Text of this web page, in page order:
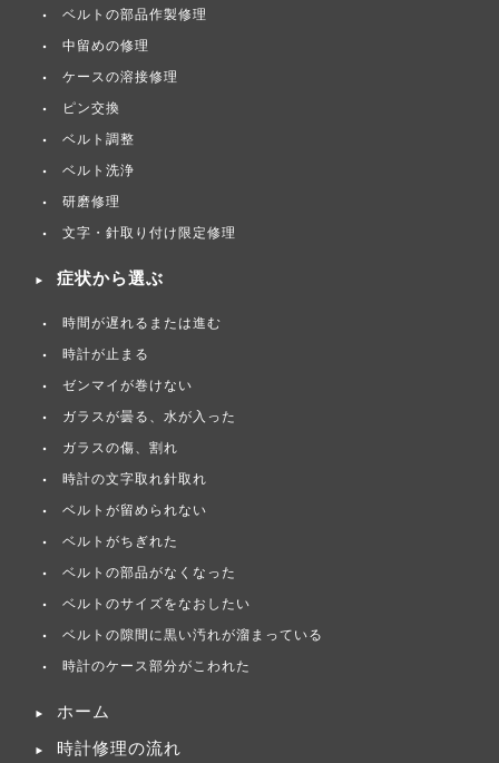
ベルトの部品作製修理
中留めの修理
ケースの溶接修理
ピン交換
ベルト調整
ベルト洗浄
研磨修理
文字・針取り付け限定修理
症状から選ぶ
時間が遅れるまたは進む
時計が止まる
ゼンマイが巻けない
ガラスが曇る、水が入った
ガラスの傷、割れ
時計の文字取れ針取れ
ベルトが留められない
ベルトがちぎれた
ベルトの部品がなくなった
ベルトのサイズをなおしたい
ベルトの隙間に黒い汚れが溜まっている
時計のケース部分がこわれた
ホーム
時計修理の流れ